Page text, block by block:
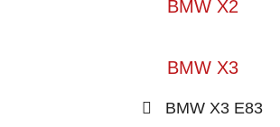
BMW X2
BMW X3
BMW X3 E83